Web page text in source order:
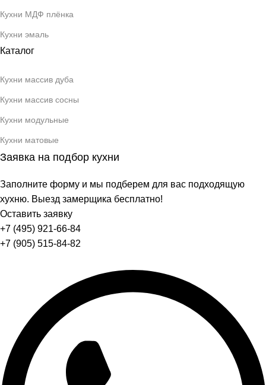
Кухни МДФ плёнка
Кухни эмаль
Каталог
Кухни массив дуба
Кухни массив сосны
Кухни модульные
Кухни матовые
Заявка на подбор кухни
Заполните форму и мы подберем для вас подходящую
хухню. Выезд замерщика бесплатно!
Оставить заявку
+7 (495) 921-66-84
+7 (905) 515-84-82